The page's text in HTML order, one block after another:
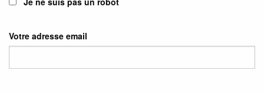
Votre adresse email